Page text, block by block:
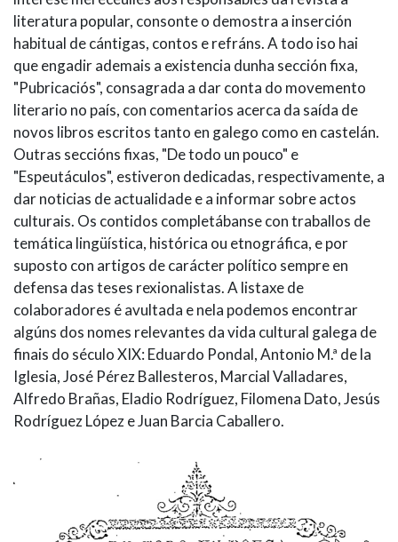
literatura popular, consonte o demostra a inserción
habitual de cántigas, contos e refráns. A todo iso hai
que engadir ademais a existencia dunha sección fixa,
"Pubricaciós", consagrada a dar conta do movemento
literario no país, con comentarios acerca da saída de
novos libros escritos tanto en galego como en castelán.
Outras seccións fixas, "De todo un pouco" e
"Espeutáculos", estiveron dedicadas, respectivamente, a
dar noticias de actualidade e a informar sobre actos
culturais. Os contidos completábanse con traballos de
temática lingüística, histórica ou etnográfica, e por
suposto con artigos de carácter político sempre en
defensa das teses rexionalistas. A listaxe de
colaboradores é avultada e nela podemos encontrar
algúns dos nomes relevantes da vida cultural galega de
finais do século XIX: Eduardo Pondal, Antonio M.ª de la
Iglesia, José Pérez Ballesteros, Marcial Valladares,
Alfredo Brañas, Eladio Rodríguez, Filomena Dato, Jesús
Rodríguez López e Juan Barcia Caballero.